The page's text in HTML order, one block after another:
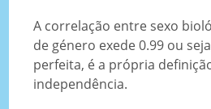
A correlação entre sexo
de género exede 0.99 ou
perfeita, é a própria
independência.